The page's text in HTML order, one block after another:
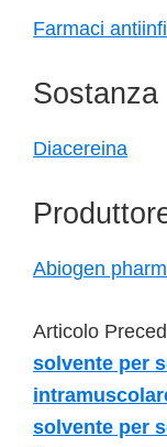
Farmaci
Sostanza
Diacereina
Abiogen
Articolo
solvente per
solvente per